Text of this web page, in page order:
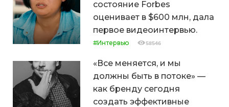
состояние Forbes
оценивает в $600 млн, дала
первое видеоинтервью.
#Интервью 58546
«Все меняется, и мы
должны быть в потоке» —
как бренду сегодня
создать эффективные